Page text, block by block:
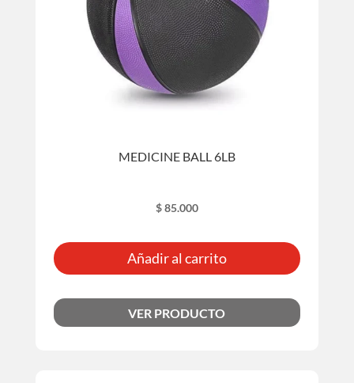
MEDICINE BALL 6LB
$85.000
Añadir al carrito
VER PRODUCTO